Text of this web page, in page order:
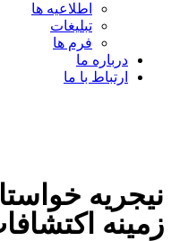
اطلاعیه ها
تبلیغات
فرم ها
درباره ما
ارتباط با ما
نیجریه
زمینه